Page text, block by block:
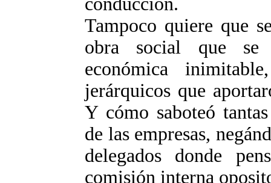
Tampoco quiere que
obra social que se
económica
jerárquicos que
Y cómo saboteó
de las empresas,
delegados donde
comisión interna